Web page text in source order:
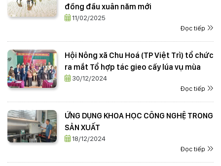
đồng đầu xuân năm mới
11/02/2025
Đọc tiếp
Hội Nông xã Chu Hoá (TP Việt Trì) tổ chức
ra mắt Tổ hợp tác gieo cấy lúa vụ mùa
30/12/2024
Đọc tiếp
ỨNG DỤNG KHOA HỌC CÔNG NGHỆ TRONG
SẢN XUẤT
18/12/2024
Đọc tiếp